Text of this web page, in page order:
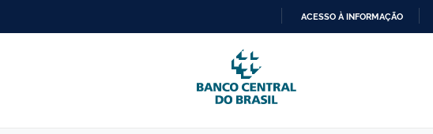
PARA
O
CONTEÚDO
ACESSO À INFORMAÇÃO